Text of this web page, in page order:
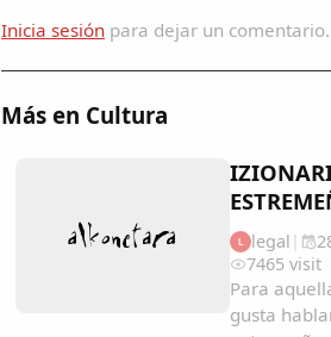
Inicia sesión para dejar un comentario.
Más en Cultura
L legal |
7465 visit
Para
gusta